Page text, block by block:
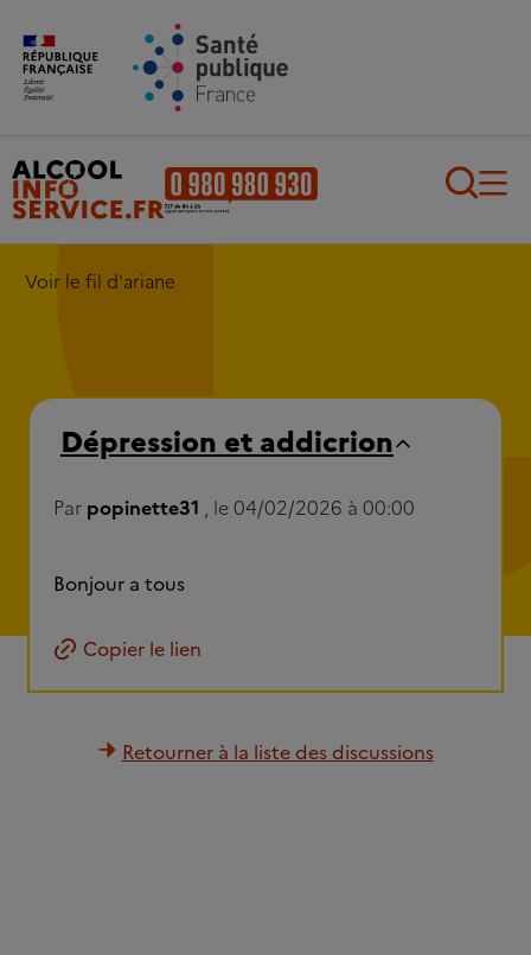
Aller au contenu principal
Voir le fil d'ariane
Dépression et addicrion
Par popinette31 , le 04/02/2026 à 00:00
Bonjour a tous
Copier le lien
Retourner à la liste des discussions